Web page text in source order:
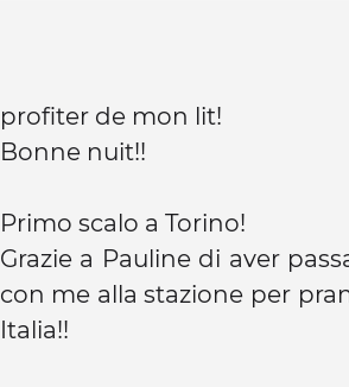
profiter de mon lit!
Bonne nuit!!
Primo scalo a Torino!
Grazie a Pauline di aver
con me alla stazione per
Italia!!